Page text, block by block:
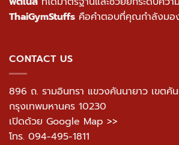
ThaiGymStuffs คือคำตอบที่คุณกำลังมอ
CONTACT US
896 ถ. รามอินทรา แขวงคันนายาว เขตคั
กรุงเทพมหานคร 10230
เปิดด้วย Google Map >>
โทร. 094-495-1811